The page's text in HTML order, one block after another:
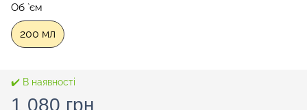
Об `єм
200 мл
✔️ В наявності
1 080 грн